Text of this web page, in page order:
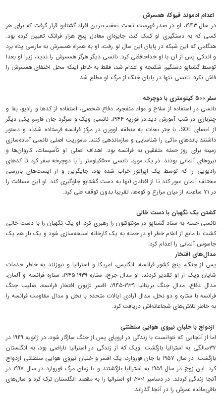
اعدام ادموند فیوکا، همسرش
در سال ۱۹۴۳، او در صدر فهرست تحت تعقیب‌ترین افراد گشتاپو قرار گرفت که برای هر
کسی که به دستگیری او کمک کند، جایزه‌ای معادل پنج هزار فرانک تعیین کرده بود.
هنگامی که این شبکه در پایان این سال لو رفت، او به همراه همسرش به مارسی پناه برد
و اندکی پس از آن با او خداحافظی کرد. نانسی دیگر هرگز همسرش را ندید، زیرا او بعدا
توسط گشتاپو دستگیر، شکنجه و اعدام شد، فقط به خاطر اینکه محل اختفای همسرش را
فاش نکرد. نانسی تنها در پایان جنگ از مرگ او مطلع شد.‌‌
سفر ۵۰۰ کیلومتری‌‌ با دوچرخه
نانسی در استفاده از سلاح و مواد منفجره، دفاع شخصی، استفاده از کدها و رادیو، بقا و
چتربازی در شب آموزش دید.‌در فوریه ۱۹۴۴، نانسی ویک و سرگرد جان فارمر، یکی دیگر
از اعضای SOE، با چتر نجات به منطقه اوورن در مرکز فرانسه فرستاده شدند و دستور
داشتند باندهای ماکی را شناسایی و سازماندهی کنند‌.‌ ماموریت اصلی نانسی آماده‌سازی
زمینه برای روز حمله متفقین به فرانسه بود.‌ اهداف اصلی او تأسیسات، کاروان‌ها و
نیروهای آلمانی بودند. ‌در یک مورد، نانسی ۵۰۰کیلومتر را با دوچرخه سفر کرد تا کدهای
رادیویی را که توسط یک اپراتور خراب شده بود، جایگزین و از ایست‌های بازرسی
مختلف آلمان عبور کند تا از افتادن آنها به دست گشتاپو جلوگیری کند.‌ او این مسافت را
در ۷۱ ساعت، از میان مزارع و کوه‌ها، تقریبا بدون توقف طی کرد.
کشتن یک نگهبان با دست خالی
نانسی حمله به ستاد گشتاپو در مونتوکلون را رهبری کرد. او یک نگهبان را با دست خالی
کشت تا مانع از اعلام خطر او در حمله به یک کارخانه اسلحه‌سازی شود و یک بار هم یک
جاسوس آلمانی را اعدام کرد.‌
مدال‌های افتخار
‌پس از جنگ، پنج کشور فرانسه، انگلیس، آمریکا و استرالیا و نیوز‌لند به خاطر خدمات
شایان ویک از او تقدیر کردند. او مدال جرج، ستاره ۱۹۳۹-۱۹۴۵، ستاره فرانسه و آلمان،
مدال دفاع، مدال جنگ بریتانیا ۱۹۳۹-۱۹۴۵، افسر لژیون افتخار فرانسه، صلیب جنگ
فرانسه با ستاره و دو نخل، مدال آزادی ایالات متحده با نخل و مدال مقاومت فرانسه را
به خاطر تلاش‌های شجاعانه‌اش دریافت کرد.
ازدواج با خلبان نیروی هوایی سلطنتی
اما از آنجایی که نتوانست با زندگی در اروپای پس از جنگ سازگار شود، در ژانویه ۱۹۴۹ در‌‌
۳۷‌سالگی به استرالیا بازگشت. ‌ویک که از زندگی در استرالیا ناراضی بود، به انگلستان
بازگشت. در سال ۱۹۵۷ با جان فوروارد، یک افسر و خلبان نیروی هوایی سلطنتی‌ ازدواج
کرد. این زوج در سال ۱۹۵۹ به استرالیا بازگشتند‌‌ و تا زمان مرگ فوروارد در سال ۱۹۹۷ در
آنجا زندگی کردند. در دسامبر ۲۰۰۱، او استرالیا را به مقصد انگلستان ترک کرد و سال‌های
باقی‌مانده عمرش را در آنجا گذراند.